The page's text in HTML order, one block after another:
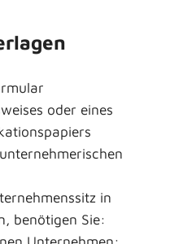
oder eines
in
benötigen Sie: